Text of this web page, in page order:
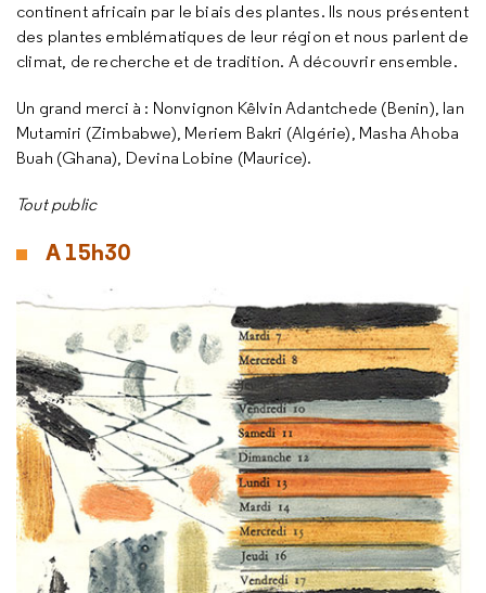
continent africain par le biais des plantes. Ils nous présentent
des plantes emblématiques de leur région et nous parlent de
climat, de recherche et de tradition. A découvrir ensemble.
Un grand merci à : Nonvignon Kêlvin Adantchede (Benin), Ian
Mutamiri (Zimbabwe), Meriem Bakri (Algérie), Masha Ahoba
Buah (Ghana), Devina Lobine (Maurice).
Tout public
A 15h30